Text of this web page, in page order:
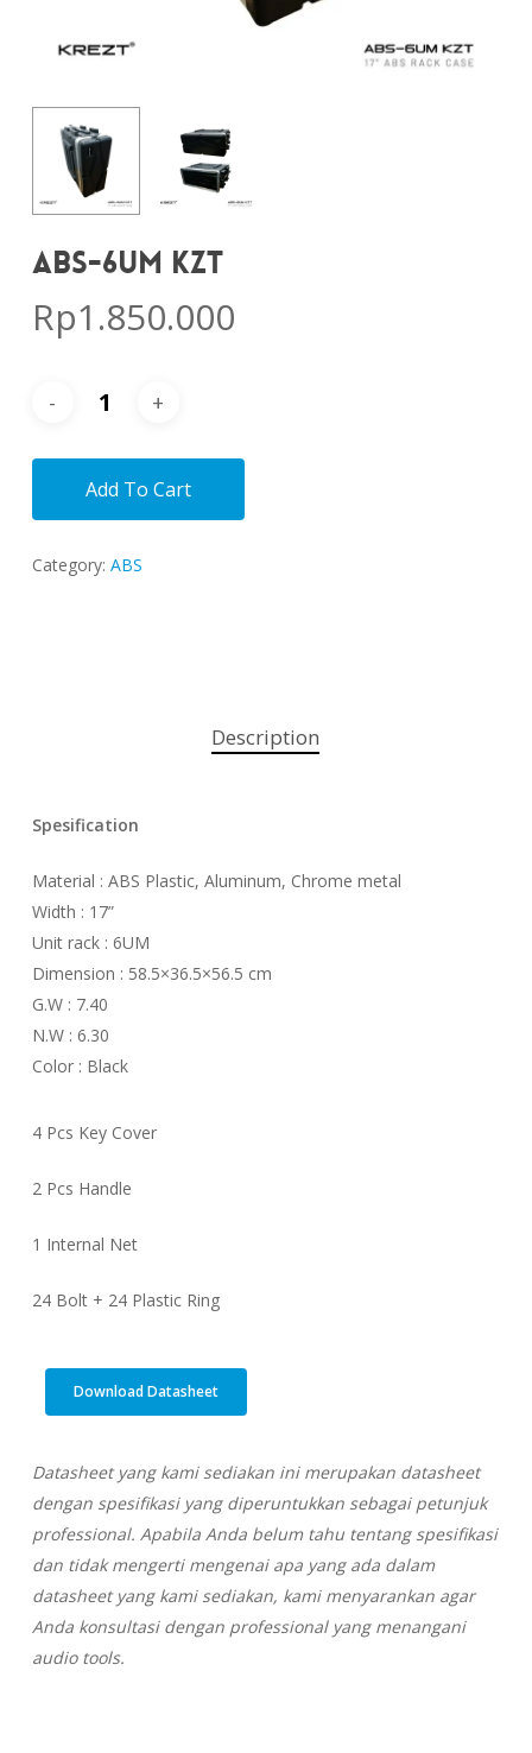
ABS-6UM KZT
Rp1.850.000
Add To Cart
Category: ABS
Description
Spesification
Material : ABS Plastic, Aluminum, Chrome metal
Width : 17”
Unit rack : 6UM
Dimension : 58.5×36.5×56.5 cm
G.W : 7.40
N.W : 6.30
Color : Black
4 Pcs Key Cover
2 Pcs Handle
1 Internal Net
24 Bolt + 24 Plastic Ring
Download Datasheet
Datasheet yang kami sediakan ini merupakan datasheet
dengan spesifikasi yang diperuntukkan sebagai petunjuk
professional. Apabila Anda belum tahu tentang spesifikasi
dan tidak mengerti mengenai apa yang ada dalam
datasheet yang kami sediakan, kami menyarankan agar
Anda konsultasi dengan professional yang menangani
audio tools.